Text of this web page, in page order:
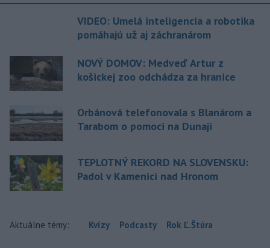
VIDEO: Umelá inteligencia a robotika
pomáhajú už aj záchranárom
NOVÝ DOMOV: Medveď Artur z
košickej zoo odchádza za hranice
Orbánová telefonovala s Blanárom a
Tarabom o pomoci na Dunaji
TEPLOTNÝ REKORD NA SLOVENSKU:
Padol v Kamenici nad Hronom
Aktuálne témy: Kvízy Podcasty Rok Ľ.Štúra